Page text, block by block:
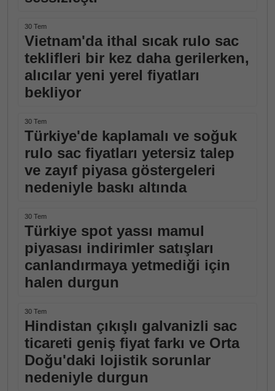
30 Tem
Vietnam'da ithal sıcak rulo sac
teklifleri bir kez daha gerilerken,
alıcılar yeni yerel fiyatları
bekliyor
30 Tem
Türkiye'de kaplamalı ve soğuk
rulo sac fiyatları yetersiz talep
ve zayıf piyasa göstergeleri
nedeniyle baskı altında
30 Tem
Türkiye spot yassı mamul
piyasası indirimler satışları
canlandırmaya yetmediği için
halen durgun
30 Tem
Hindistan çıkışlı galvanizli sac
ticareti geniş fiyat farkı ve Orta
Doğu'daki lojistik sorunlar
nedeniyle durgun